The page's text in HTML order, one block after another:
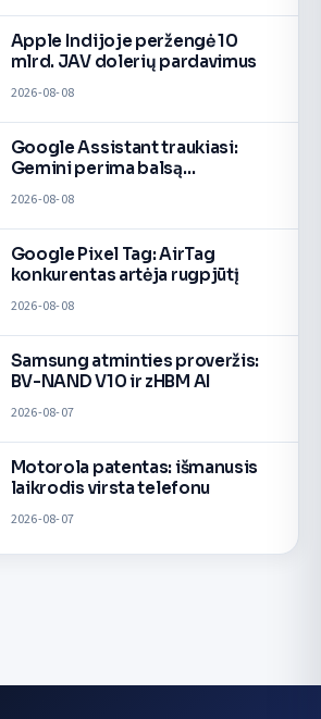
Apple Indijoje peržengė 10
mlrd. JAV dolerių pardavimus
2026-08-08
Google Assistant traukiasi:
Gemini perima balsą
2026-08-08
Google Pixel Tag: AirTag
konkurentas artėja rugpjūtį
2026-08-08
Samsung atminties proveržis:
BV-NAND V10 ir zHBM AI
2026-08-07
Motorola patentas: išmanusis
laikrodis virsta telefonu
2026-08-07